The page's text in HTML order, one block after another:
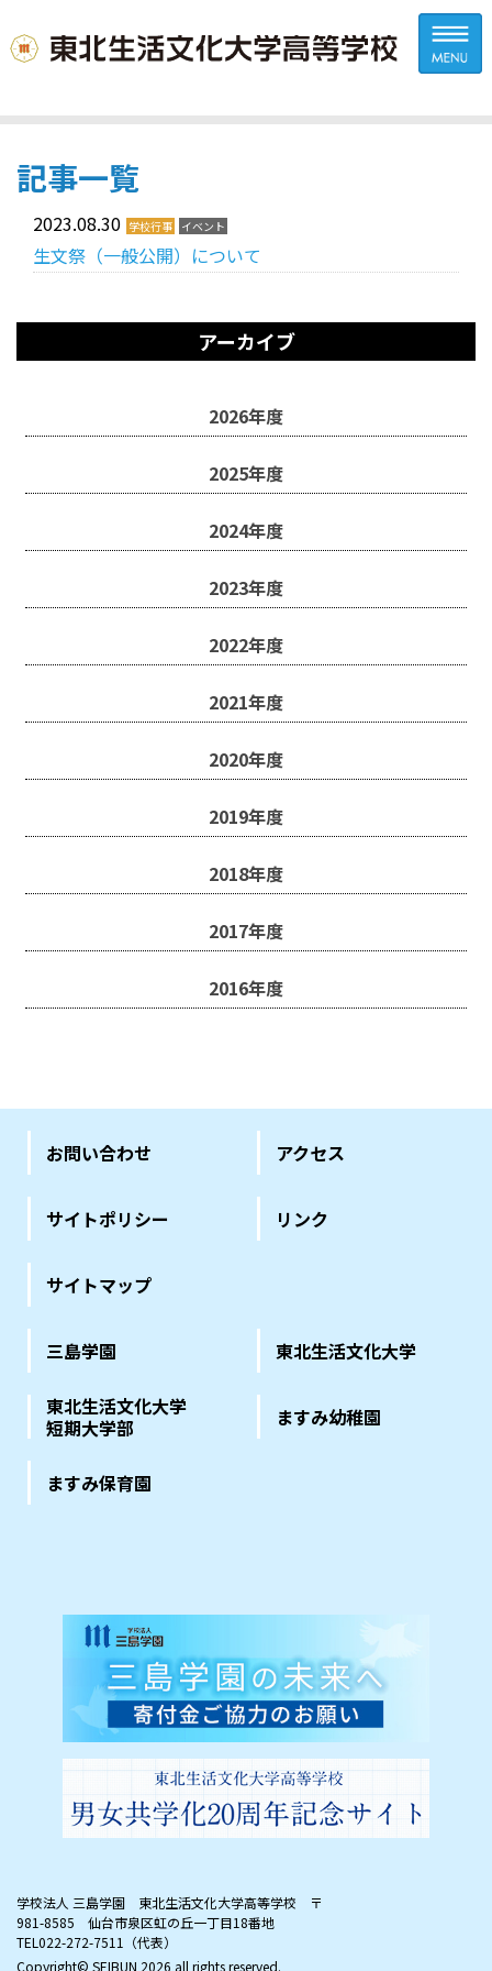
アクセス お問い合わせ
教員採用情報(PDF) 各種証明書
寄付金のお願い
記事一覧
2023.08.30 学校行事 イベント
生文祭（一般公開）について
アーカイブ
2026年度
2025年度
2024年度
2023年度
2022年度
2021年度
2020年度
2019年度
2018年度
2017年度
2016年度
お問い合わせ アクセス
サイトポリシー リンク
サイトマップ
三島学園 東北生活文化大学
東北生活文化大学
短期大学部
ますみ幼稚園
ますみ保育園
学校法人 三島学園 東北生活文化大学高等学校
〒
981-8585 仙台市泉区虹の丘一丁目18番地
TEL022-272-7511（代表）
Copyright© SEIBUN 2026 all rights reserved.